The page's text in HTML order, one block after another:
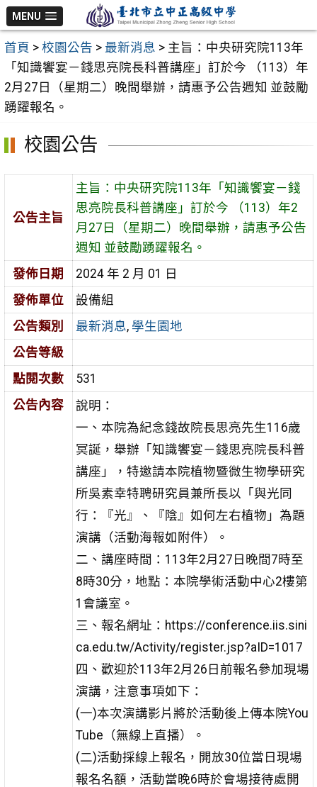
跳
至
主
內
容
MENU
首頁 > 校園公告 > 最新消息 > 主旨：中央研究院113年
「知識饗宴－錢思亮院長科普講座」訂於今 （113）年
2月27日（星期二）晚間舉辦，請惠予公告週知 並鼓勵
踴躍報名。
校園公告
公告主旨
主旨：中央研究院113年「知識饗宴－錢
思亮院長科普講座」訂於今 （113）年2
月27日（星期二）晚間舉辦，請惠予公告
週知 並鼓勵踴躍報名。
發佈日期
2024 年 2 月 01 日
發佈單位
設備組
公告類別
最新消息, 學生園地
公告等級
點閱次數
531
公告內容
說明：
一、本院為紀念錢故院長思亮先生116歲
冥誕，舉辦「知識饗宴－錢思亮院長科普
講座」，特邀請本院植物暨微生物學研究
所吳素幸特聘研究員兼所長以「與光同
行：『光』、『陰』如何左右植物」為題
演講（活動海報如附件）。
二、講座時間：113年2月27日晚間7時至
8時30分，地點：本院學術活動中心2樓第
1會議室。
三、報名網址：https://conference.iis.sini
ca.edu.tw/Activity/register.jsp?aID=1017
四、歡迎於113年2月26日前報名參加現場
演講，注意事項如下：
(一)本次演講影片將於活動後上傳本院You
Tube（無線上直播）。
(二)活動採線上報名，開放30位當日現場
報名名額，活動當晚6時於會場接待處開